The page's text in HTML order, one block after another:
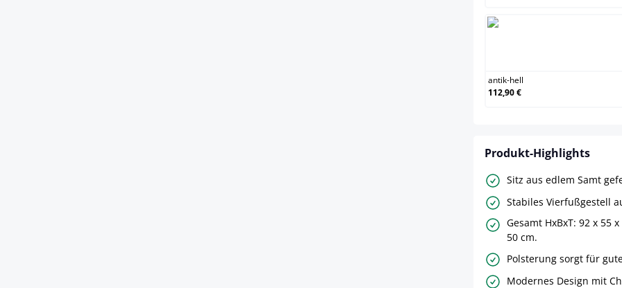
antik-hell
112,90 €
Produkt-Highlights
Sitz aus edlem Samt
Stabiles Vierfußgestell
Gesamt HxBxT: 92 x 55
50 cm.
Polsterung sorgt für
Modernes Design mit